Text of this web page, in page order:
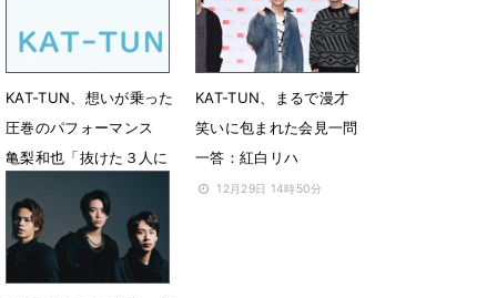
6月10日 18時07分
KAT-TUN、想いが乗った
圧巻のパフォーマンス
亀梨和也「抜けた３人に
何か感じてもらえた
ら」：紅白
12月31日 21時56分
KAT-TUN、まるで漫才
笑いに包まれた会見一問
一答：紅白リハ
12月29日 14時50分